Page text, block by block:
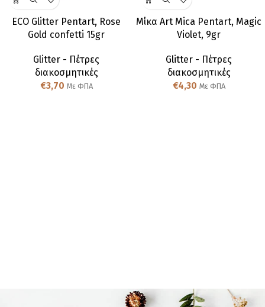
ECO Glitter Pentart, Rose
Gold confetti 15gr
Glitter - Πέτρες
διακοσμητικές
€3,70 Με ΦΠΑ
Μίκα Art Mica Pentart, Magic
Violet, 9gr
Glitter - Πέτρες
διακοσμητικές
€4,30 Με ΦΠΑ